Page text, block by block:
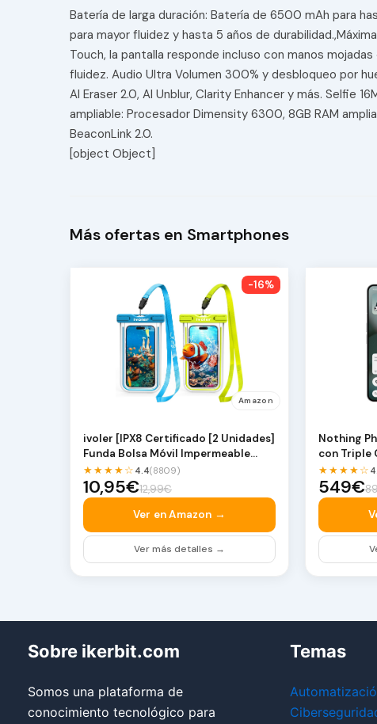
Batería de larga duración: Batería de 6500 mAh para
para mayor fluidez y hasta 5 años de
Touch, la pantalla responde incluso con manos mojadas
fluidez. Audio Ultra Volumen 300% y desbloqueo por
AI Eraser 2.0, AI Unblur, Clarity Enhancer y más.
ampliable: Procesador Dimensity 6300, 8GB RAM
BeaconLink 2.0.
[object Object]
Más ofertas en Smartphones
-16%
Amazon
ivoler [IPX8 Certificado [2 Unidades]
Funda Bolsa Móvil Impermeable
Universal p…
★★★★☆ 4.4(8809)
10,95€12,99€
Ver en Amazon →
Ver más detalles →
Nothing
con Triple
Silicio
★★★★☆
549€
Sobre ikerbit.com
Somos una plataforma de
conocimiento tecnológico para
Temas